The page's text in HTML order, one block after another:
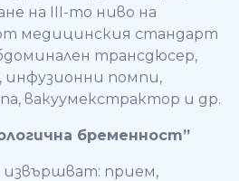
на ІІІ-то ниво на
медицинския стандарт
трансдюсер,
инфузионни помпи,
вакуумекстрактор и др.
бременност”
прием,